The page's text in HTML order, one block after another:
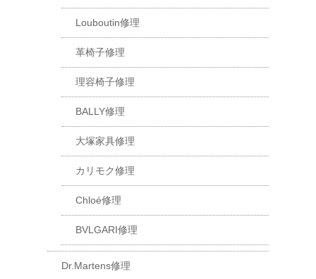
Louboutin修理
革椅子修理
理容椅子修理
BALLY修理
大塚家具修理
カリモク修理
Chloé修理
BVLGARI修理
Dr.Martens修理